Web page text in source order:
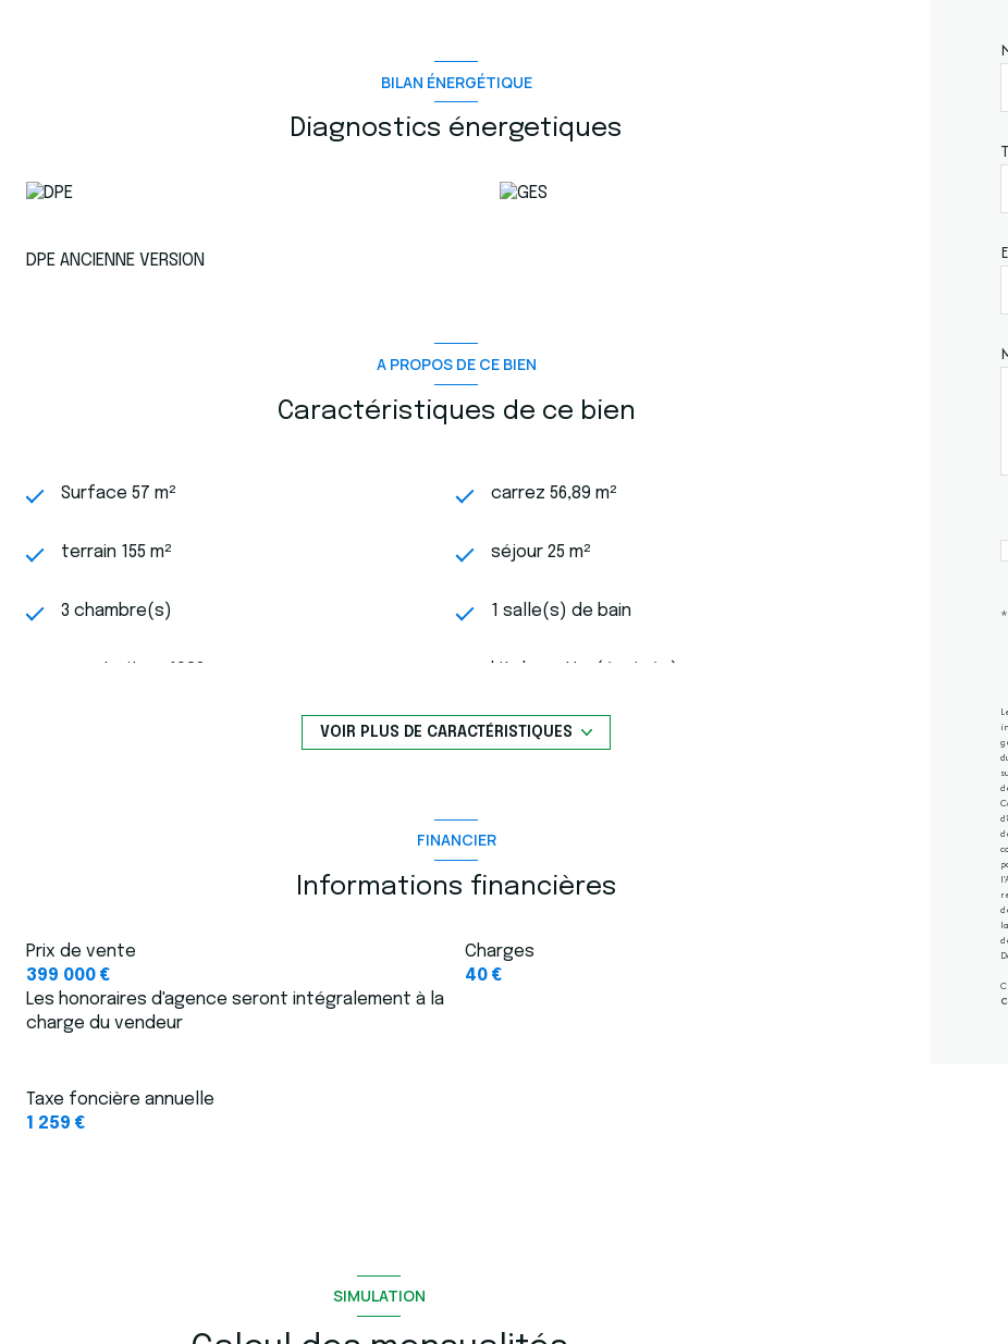
À l’étage, l’espace nuit se prolonge avec deux chambres lumineuses orientées plein sud. Elles profitent
d’une échappée sur la mer, comme un clin d’œil à la Méditerranée toute proche. Un dégagement avec
rangements complète cet espace.
principale comme pour une maison de vacances, dans un environnement où calme et élégance sont les
maîtres mots.
BILAN ÉNERGÉTIQUE
Diagnostics énergetiques
DPE ANCIENNE VERSION
A PROPOS DE CE BIEN
Caractéristiques de ce bien
Surface 57 m² carrez 56,89 m²
terrain 155 m² séjour 25 m²
3 chambre(s) 1 salle(s) de bain
1 garage(s)
Résidentiel, Sécurisé, Securise Et Calme,
Valcros
VOIR PLUS DE CARACTÉRISTIQUES
FINANCIER
Informations financières
Prix de vente
399 000 €
Les honoraires d'agence seront intégralement à la
charge du vendeur
Charges
40 €
Taxe foncière annuelle
1 259 €
SIMULATION